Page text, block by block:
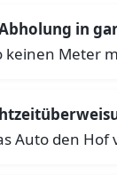
in
keinen Meter
Auto den Hof